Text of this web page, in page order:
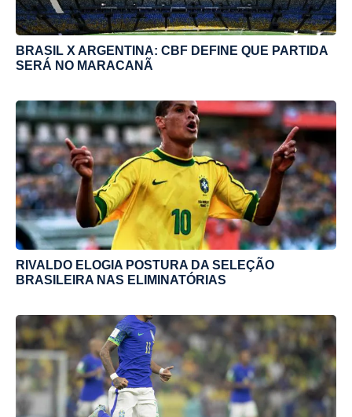
BRASIL X ARGENTINA: CBF DEFINE QUE PARTIDA
SERÁ NO MARACANÃ
RIVALDO ELOGIA POSTURA DA SELEÇÃO
BRASILEIRA NAS ELIMINATÓRIAS